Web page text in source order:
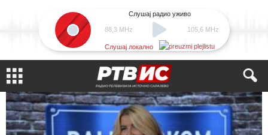
88,3 MHz
Слушај радио уживо
105,6 MHz
Слушај локално